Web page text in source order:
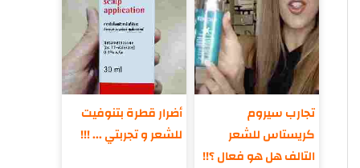
تجارب سيروم
كريستاس للشعر
التالف هل هو فعال ؟!!
أضرار قطرة بتنوفيت
للشعر و تجربتي ... !!!